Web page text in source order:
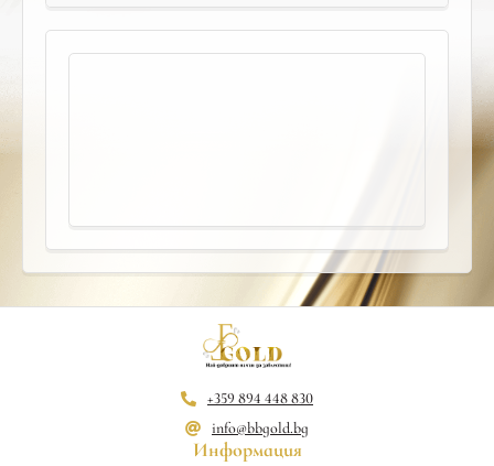
+359 894 448 830
info@bbgold.bg
Информация